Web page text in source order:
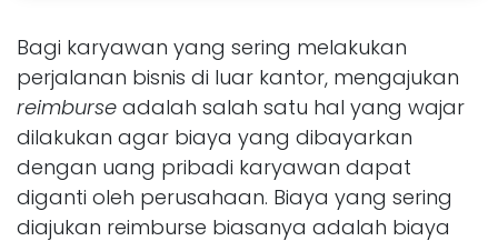
Bagi karyawan yang sering melakukan
perjalanan bisnis di luar kantor, mengajukan
reimburse adalah salah satu hal yang wajar
dilakukan agar biaya yang dibayarkan
dengan uang pribadi karyawan dapat
diganti oleh perusahaan. Biaya yang sering
diajukan reimburse biasanya adalah biaya